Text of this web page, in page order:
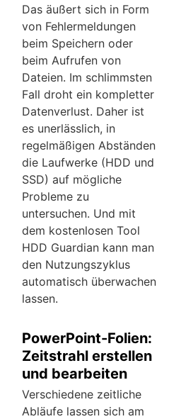
Das äußert sich in Form
von Fehlermeldungen
beim Speichern oder
beim Aufrufen von
Dateien. Im schlimmsten
Fall droht ein kompletter
Datenverlust. Daher ist
es unerlässlich, in
regelmäßigen Abständen
die Laufwerke (HDD und
SSD) auf mögliche
Probleme zu
untersuchen. Und mit
dem kostenlosen Tool
HDD Guardian kann man
den Nutzungszyklus
automatisch überwachen
lassen.
PowerPoint-Folien:
Zeitstrahl erstellen
und bearbeiten
Verschiedene zeitliche
Abläufe lassen sich am